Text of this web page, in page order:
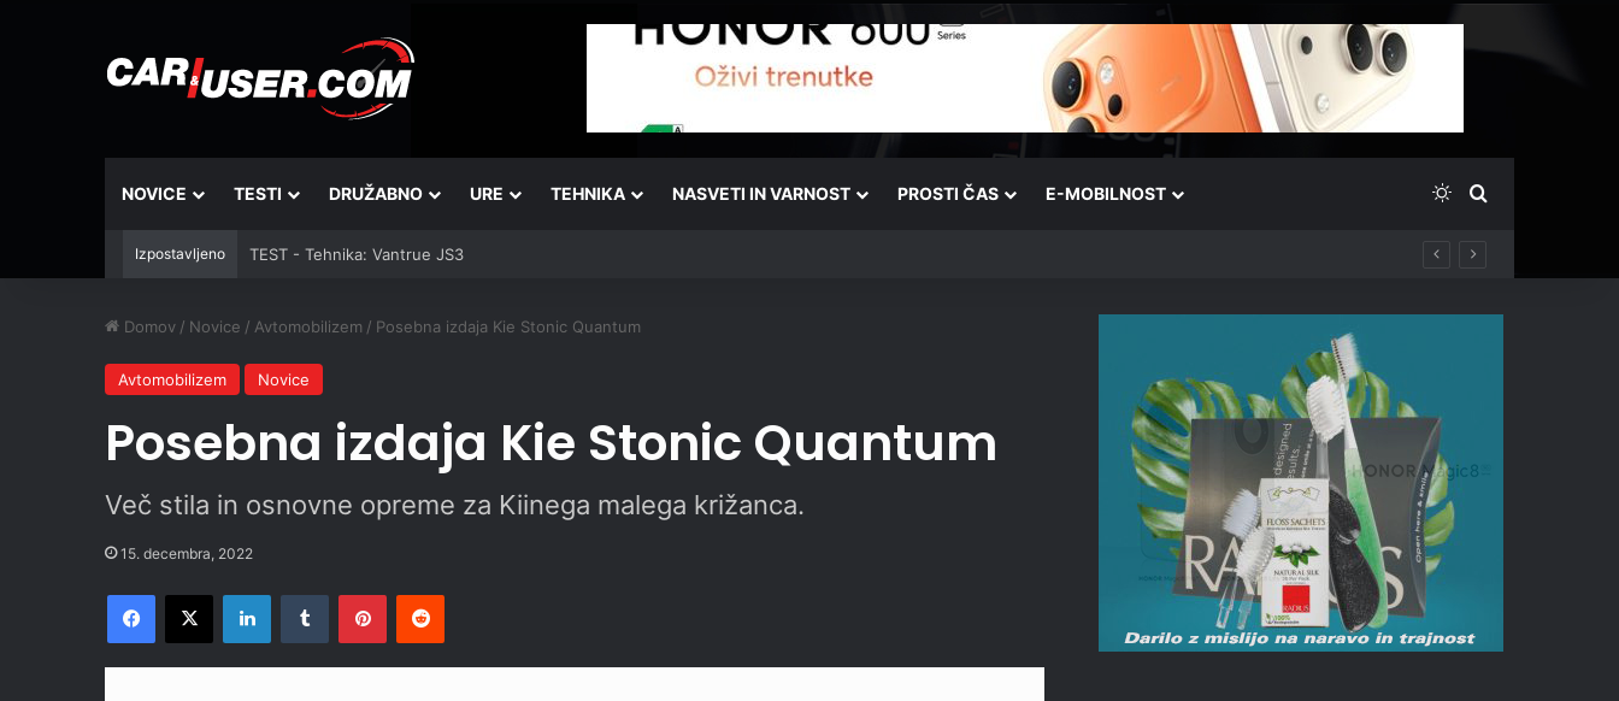
NOVICE TESTI DRUŽABNO URE TEHNIKA NASVETI IN VARNOST PROSTI ČAS E-MOBILNOST Switch skin
Išči
Izpostavljeno TEST - Tehnika: Vantrue JS3
Domov / Novice / Avtomobilizem / Posebna izdaja Kie Stonic Quantum
Avtomobilizem Novice
Posebna izdaja Kie Stonic Quantum
Več stila in osnovne opreme za Kiinega malega križanca.
15. decembra, 2022
Facebook
X LinkedInTumblr PinterestReddit